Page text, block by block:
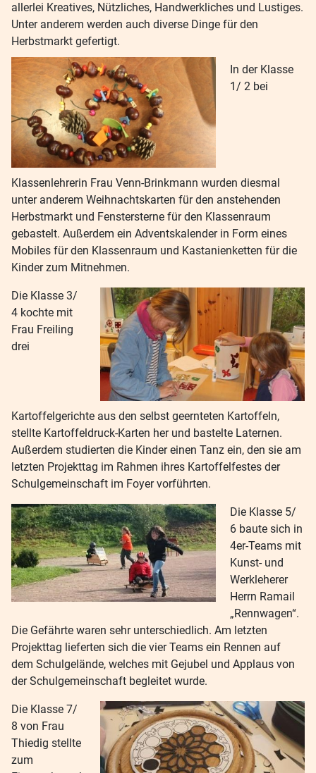
allerlei Kreatives, Nützliches, Handwerkliches und Lustiges.
Unter anderem werden auch diverse Dinge für den
Herbstmarkt gefertigt.
In der Klasse
1/ 2 bei
Klassenlehrerin Frau Venn-Brinkmann wurden diesmal
unter anderem Weihnachtskarten für den anstehenden
Herbstmarkt und Fenstersterne für den Klassenraum
gebastelt. Außerdem ein Adventskalender in Form eines
Mobiles für den Klassenraum und Kastanienketten für die
Kinder zum Mitnehmen.
Die Klasse 3/
4 kochte mit
Frau Freiling
drei
Kartoffelgerichte aus den selbst geernteten Kartoffeln,
stellte Kartoffeldruck-Karten her und bastelte Laternen.
Außerdem studierten die Kinder einen Tanz ein, den sie am
letzten Projekttag im Rahmen ihres Kartoffelfestes der
Schulgemeinschaft im Foyer vorführten.
Die Klasse 5/
6 baute sich in
4er-Teams mit
Kunst- und
Werkleherer
Herrn Ramail
„Rennwagen“.
Die Gefährte waren sehr unterschiedlich. Am letzten
Projekttag lieferten sich die vier Teams ein Rennen auf
dem Schulgelände, welches mit Gejubel und Applaus von
der Schulgemeinschaft begleitet wurde.
Die Klasse 7/
8 von Frau
Thiedig stellte
zum